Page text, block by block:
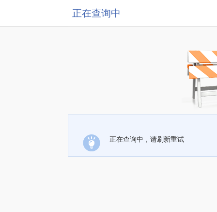
正在查询中
正在查询中，请刷新重试